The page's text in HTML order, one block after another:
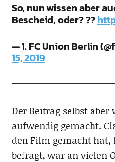
So, nun wissen aber
Bescheid, oder? ??
— 1. FC Union Berlin
15, 2019
Der Beitrag selbst aber
aufwendig gemacht.
den Film gemacht hat,
befragt, war an vielen